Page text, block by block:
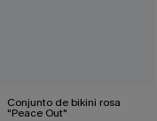
Conjunto de bikini rosa
"Peace Out"